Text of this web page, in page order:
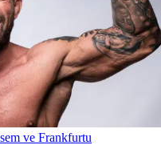
ve Frankfurtu